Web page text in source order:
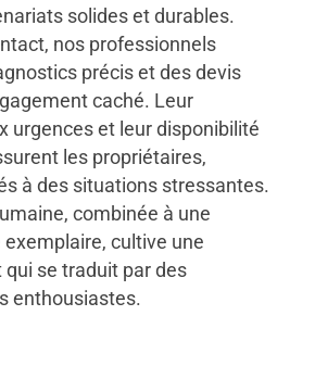
solides et durables.
nos professionnels
précis et des devis
caché. Leur
urgences et leur disponibilité
les propriétaires,
à des situations stressantes.
combinée à une
cultive une
se traduit par des
enthousiastes.